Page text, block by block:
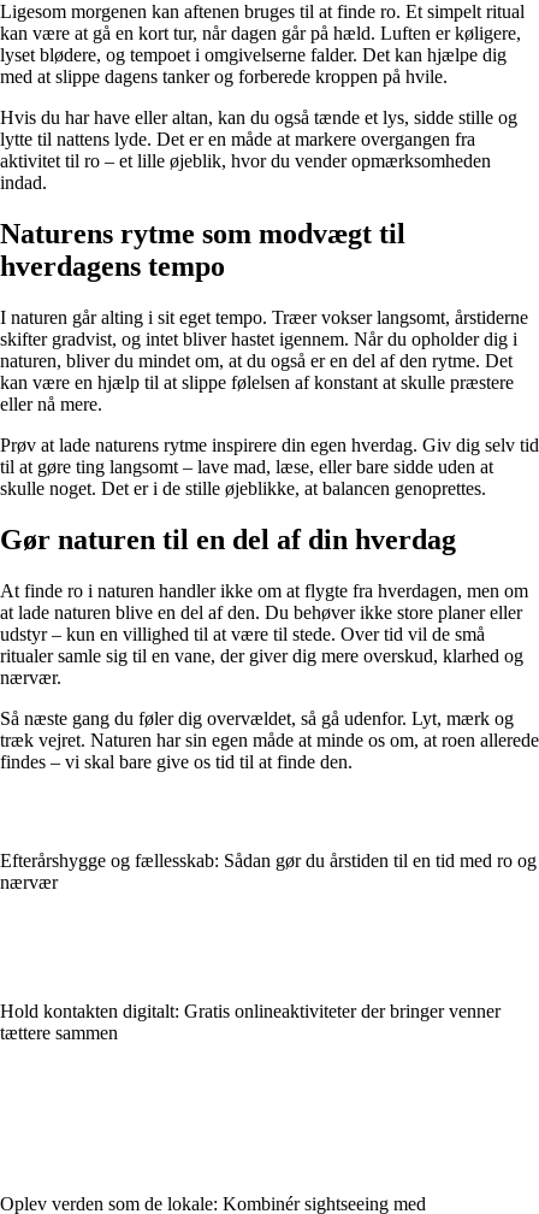
Ligesom morgenen kan aftenen bruges til at finde ro. Et simpelt ritual
kan være at gå en kort tur, når dagen går på hæld. Luften er køligere,
lyset blødere, og tempoet i omgivelserne falder. Det kan hjælpe dig
med at slippe dagens tanker og forberede kroppen på hvile.
Hvis du har have eller altan, kan du også tænde et lys, sidde stille og
lytte til nattens lyde. Det er en måde at markere overgangen fra
aktivitet til ro – et lille øjeblik, hvor du vender opmærksomheden
indad.
Naturens rytme som modvægt til
hverdagens tempo
I naturen går alting i sit eget tempo. Træer vokser langsomt, årstiderne
skifter gradvist, og intet bliver hastet igennem. Når du opholder dig i
naturen, bliver du mindet om, at du også er en del af den rytme. Det
kan være en hjælp til at slippe følelsen af konstant at skulle præstere
eller nå mere.
Prøv at lade naturens rytme inspirere din egen hverdag. Giv dig selv tid
til at gøre ting langsomt – lave mad, læse, eller bare sidde uden at
skulle noget. Det er i de stille øjeblikke, at balancen genoprettes.
Gør naturen til en del af din hverdag
At finde ro i naturen handler ikke om at flygte fra hverdagen, men om
at lade naturen blive en del af den. Du behøver ikke store planer eller
udstyr – kun en villighed til at være til stede. Over tid vil de små
ritualer samle sig til en vane, der giver dig mere overskud, klarhed og
nærvær.
Så næste gang du føler dig overvældet, så gå udenfor. Lyt, mærk og
træk vejret. Naturen har sin egen måde at minde os om, at roen allerede
findes – vi skal bare give os tid til at finde den.
Efterårshygge og fællesskab: Sådan gør du årstiden til en tid med ro og
nærvær
Hold kontakten digitalt: Gratis onlineaktiviteter der bringer venner
tættere sammen
Oplev verden som de lokale: Kombinér sightseeing med